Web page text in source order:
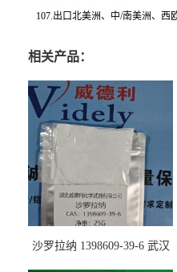
107.出口北美洲、中/南美洲、西
相关产品：
沙罗拉纳 1398609-39-6 武汉